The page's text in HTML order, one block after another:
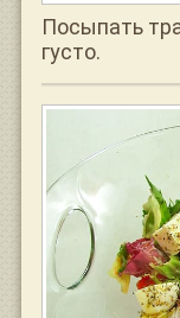
Посыпать
густо.